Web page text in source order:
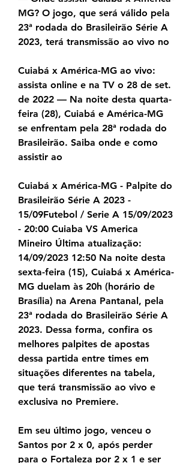
MG? O jogo, que será válido pela
23ª rodada do Brasileirão Série A
2023, terá transmissão ao vivo no
Cuiabá x América-MG ao vivo:
assista online e na TV o 28 de set.
de 2022 — Na noite desta quarta-
feira (28), Cuiabá e América-MG
se enfrentam pela 28ª rodada do
Brasileirão. Saiba onde e como
assistir ao
Cuiabá x América-MG - Palpite do
Brasileirão Série A 2023 -
15/09Futebol / Serie A 15/09/2023
- 20:00 Cuiaba VS America
Mineiro Última atualização:
14/09/2023 12:50 Na noite desta
sexta-feira (15), Cuiabá x América-
MG duelam às 20h (horário de
Brasília) na Arena Pantanal, pela
23ª rodada do Brasileirão Série A
2023. Dessa forma, confira os
melhores palpites de apostas
dessa partida entre times em
situações diferentes na tabela,
que terá transmissão ao vivo e
exclusiva no Premiere.
Em seu último jogo, venceu o
Santos por 2 x 0, após perder
para o Fortaleza por 2 x 1 e ser